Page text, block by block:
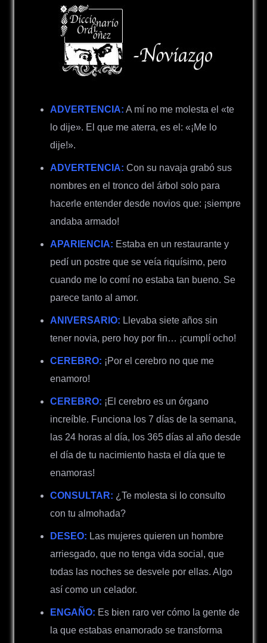
ADVERTENCIA: A mí no me molesta el «te
lo dije». El que me aterra, es el: «¡Me lo
dije!».
ADVERTENCIA: Con su navaja grabó sus
nombres en el tronco del árbol solo para
hacerle entender desde novios que: ¡siempre
andaba armado!
APARIENCIA: Estaba en un restaurante y
pedí un postre que se veía riquísimo, pero
cuando me lo comí no estaba tan bueno. Se
parece tanto al amor.
ANIVERSARIO: Llevaba siete años sin
tener novia, pero hoy por fin… ¡cumplí ocho!
CEREBRO: ¡Por el cerebro no que me
enamoro!
CEREBRO: ¡El cerebro es un órgano
increíble. Funciona los 7 días de la semana,
las 24 horas al día, los 365 días al año desde
el día de tu nacimiento hasta el día que te
enamoras!
CONSULTAR: ¿Te molesta si lo consulto
con tu almohada?
DESEO: Las mujeres quieren un hombre
arriesgado, que no tenga vida social, que
todas las noches se desvele por ellas. Algo
así como un celador.
ENGAÑO: Es bien raro ver cómo la gente de
la que estabas enamorado se transforma